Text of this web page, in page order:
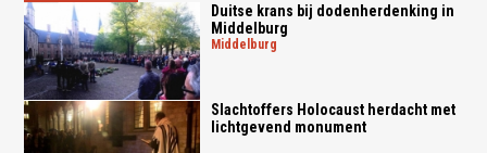
Duitse krans bij dodenherdenking in
Middelburg
middelburg
Slachtoffers Holocaust herdacht met
lichtgevend monument